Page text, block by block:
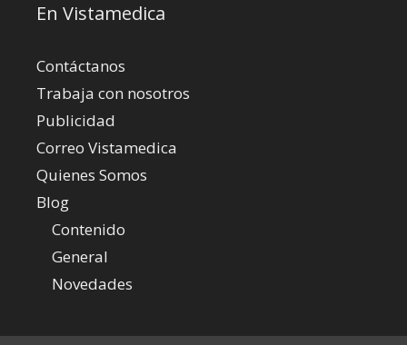
En Vistamedica
Contáctanos
Trabaja con nosotros
Publicidad
Correo Vistamedica
Quienes Somos
Blog
Contenido
General
Novedades